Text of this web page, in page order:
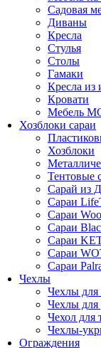
Садовая
Диваны
Кресла
Стулья
Столы
Гамаки
Кресла из
Кровати
Мебель
Хозблоки сараи
Хозблоки
Тентовые
Сарай из
Cараи
Cараи
Сараи
Сараи
Сараи
Сараи
Чехлы
Чехлы для
Чехлы для
Чехол для
Чехлы-
Ограждения